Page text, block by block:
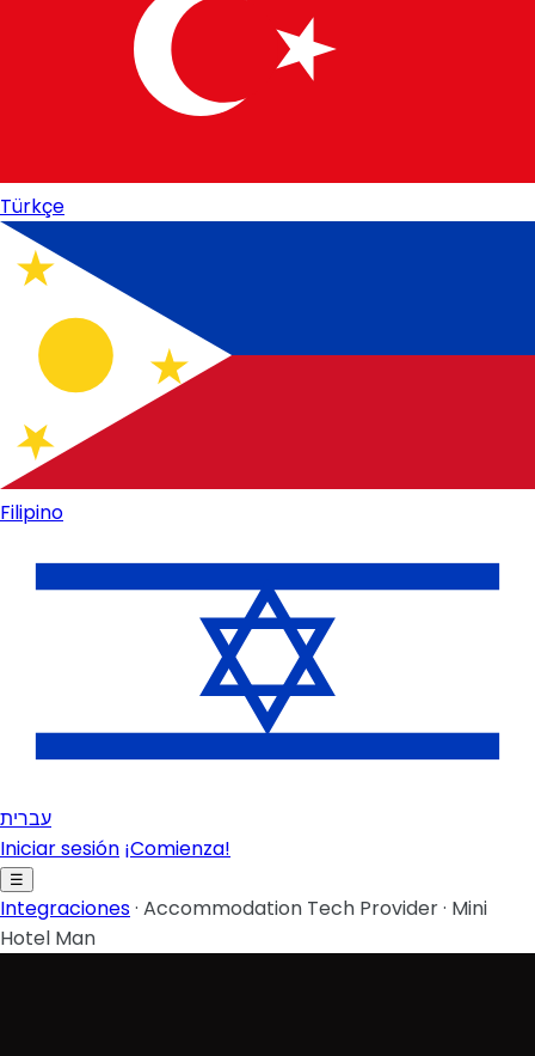
Türkçe
Filipino
עברית
Iniciar sesión ¡Comienza!
☰
Integraciones· Accommodation Tech Provider· Mini
Hotel Man